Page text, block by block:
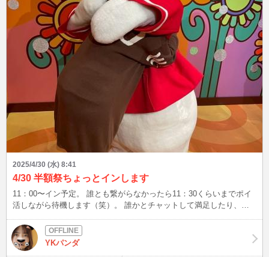
2025/4/30 (水) 8:41
4/30 半額祭ちょっとインします
11：00〜イン予定。 誰とも繋がらなかったら11：30くらいまでポイ
活しながら待機します（笑）。 誰かとチャットして満足したり、ポ
まではチャット可能です。 先に、11:30〜12:45の間の時間指定してく
れたらその時間チャットできます。しましょう❤️ ちなみに、ポイ活
してるから、待機中のメールは気づかないかと思います。 待機終了
YKパンダ